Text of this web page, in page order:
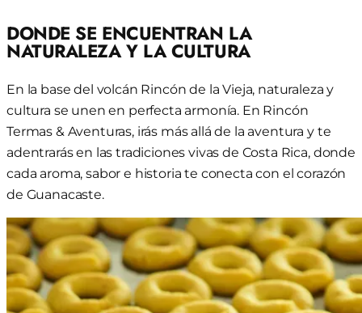
DONDE SE ENCUENTRAN LA
NATURALEZA Y LA CULTURA
En la base del volcán Rincón de la Vieja, naturaleza y
cultura se unen en perfecta armonía. En Rincón
Termas & Aventuras, irás más allá de la aventura y te
adentrarás en las tradiciones vivas de Costa Rica, donde
cada aroma, sabor e historia te conecta con el corazón
de Guanacaste.